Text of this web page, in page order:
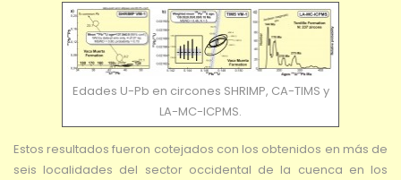
Edades U-Pb en circones SHRIMP, CA-TIMS y
LA-MC-ICPMS.
Estos resultados fueron cotejados con los obtenidos en más de
seis localidades del sector occidental de la cuenca en los